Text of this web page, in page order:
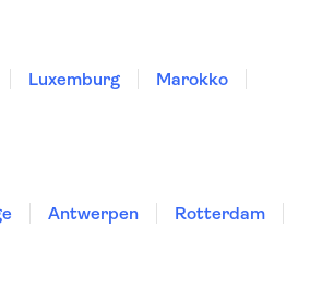
Luxemburg
Marokko
Antwerpen
Rotterdam